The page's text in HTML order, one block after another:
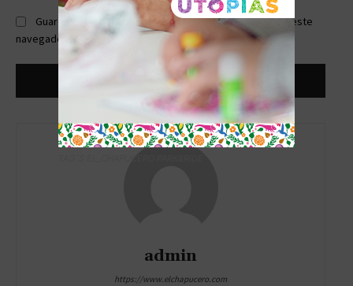
Guardar mi nombre, correo electrónico y sitio web en este
navegador la próxima vez que comente.
admin
https://www.elchapucero.com